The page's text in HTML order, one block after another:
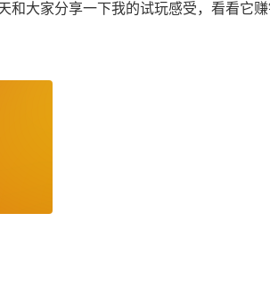
大家分享一下我的试玩感受，看看它